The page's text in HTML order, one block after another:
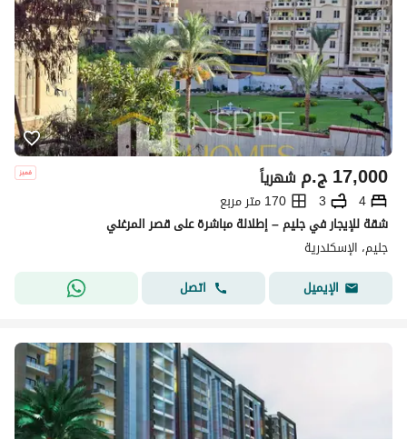
ج.م17,000 شهرياً
4
3
170 متر مربع
شقة للإيجار في جليم – إطلالة مباشرة على قصر المرغني
جليم، الإسكندرية
الإيميل
اتصل